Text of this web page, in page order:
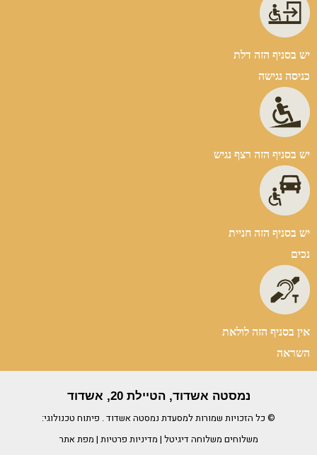
יש בסניף הזה דלת
כניסה נגישה
יש בסניף הזה רצף נגיש
יש בסניף הזה חניית
נכים
אין בסניף הזה לולאת
השראה
נמסטה אשדוד, הטיילת 20, אשדוד
© כל הזכויות שמורות למסעדת נמסטה אשדוד. פיתוח טכנולוגי:
משלוחים משלוחה דיגיטל | מדיניות פרטיות | מפת אתר